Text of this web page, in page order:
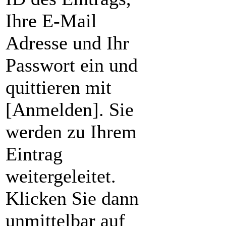
Ihre E-Mail
Adresse und Ihr
Passwort ein und
quittieren mit
[Anmelden]. Sie
werden zu Ihrem
Eintrag
weitergeleitet.
Klicken Sie dann
unmittelbar auf